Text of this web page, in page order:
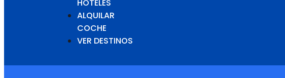
HOTELES
ALQUILAR
COCHE
VER DESTINOS